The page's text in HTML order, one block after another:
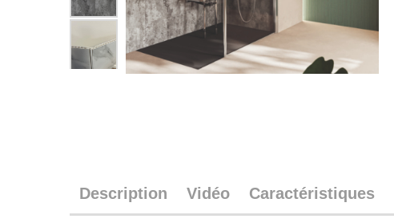
Description Vidéo Caractéristiques